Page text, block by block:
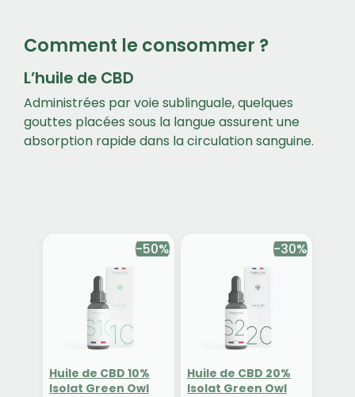
Comment le consommer ?
L’huile de CBD
Administrées par voie sublinguale, quelques
gouttes placées sous la langue assurent une
absorption rapide dans la circulation sanguine.
-50%
Huile de CBD 10%
Isolat Green Owl
-30%
Huile de CBD 20%
Isolat Green Owl